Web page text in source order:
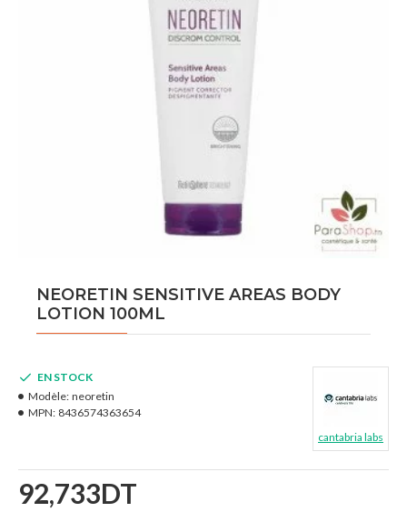
NEORETIN SENSITIVE AREAS BODY
LOTION 100ML
92,733DT
EN STOCK
Modèle: neoretin
MPN: 8436574363654
cantabria labs